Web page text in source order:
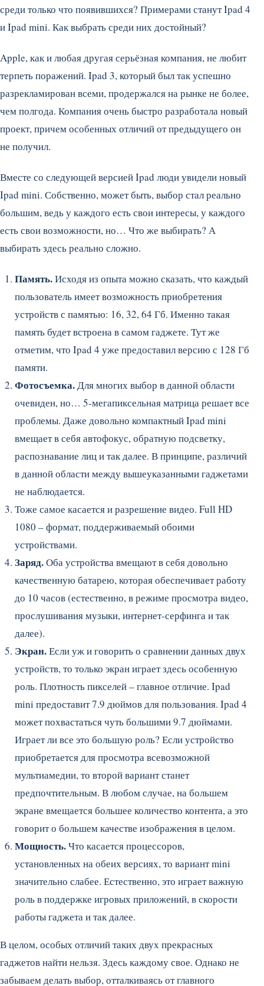
среди только что появившихся? Примерами станут Ipad 4
и Ipad mini. Как выбрать среди них достойный?
Apple, как и любая другая серьёзная компания, не любит
терпеть поражений. Ipad 3, который был так успешно
разрекламирован всеми, продержался на рынке не более,
чем полгода. Компания очень быстро разработала новый
проект, причем особенных отличий от предыдущего он
не получил.
Вместе со следующей версией Ipad люди увидели новый
Ipad mini. Собственно, может быть, выбор стал реально
большим, ведь у каждого есть свои интересы, у каждого
есть свои возможности, но… Что же выбирать? А
выбирать здесь реально сложно.
Память.Исходя из опыта можно сказать, что каждый
пользователь имеет возможность приобретения
устройств с памятью: 16, 32, 64 Гб. Именно такая
память будет встроена в самом гаджете. Тут же
отметим, что Ipad 4 уже предоставил версию с 128 Гб
памяти.
Фотосъемка.Для многих выбор в данной области
очевиден, но… 5-мегапиксельная матрица решает все
проблемы. Даже довольно компактный Ipad mini
вмещает в себя автофокус, обратную подсветку,
распознавание лиц и так далее. В принципе, различий
в данной области между вышеуказанными гаджетами
не наблюдается.
Тоже самое касается и разрешение видео. Full HD
1080 – формат, поддерживаемый обоими
устройствами.
Заряд.Оба устройства вмещают в себя довольно
качественную батарею, которая обеспечивает работу
до 10 часов (естественно, в режиме просмотра видео,
прослушивания музыки, интернет-серфинга и так
далее).
Экран.Если уж и говорить о сравнении данных двух
устройств, то только экран играет здесь особенную
роль. Плотность пикселей – главное отличие. Ipad
mini предоставит 7.9 дюймов для пользования. Ipad 4
может похвастаться чуть большими 9.7 дюймами.
Играет ли все это большую роль? Если устройство
приобретается для просмотра всевозможной
мультиамедии, то второй вариант станет
предпочтительным. В любом случае, на большем
экране вмещается большее количество контента, а это
говорит о большем качестве изображения в целом.
Мощность.Что касается процессоров,
установленных на обеих версиях, то вариант mini
значительно слабее. Естественно, это играет важную
роль в поддержке игровых приложений, в скорости
работы гаджета и так далее.
В целом, особых отличий таких двух прекрасных
гаджетов найти нельзя. Здесь каждому свое. Однако не
забываем делать выбор, отталкиваясь от главного